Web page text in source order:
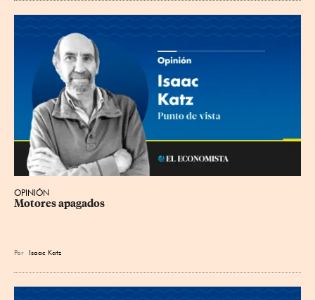
OPINIÓN
Motores apagados
Por Isaac Katz